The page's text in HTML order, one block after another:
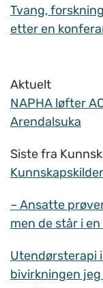
Tvang,
etter en
Aktuelt
NAPHA løfter
Arendalsuka
Siste fra
– Ansatte
men de står i
Utendørsterapi
bivirkningen